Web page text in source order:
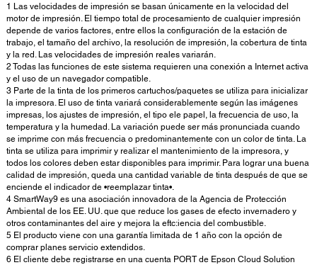
1 Las velocidades de impresión se basan únicamente en la velocidad del
motor de impresión. El tiempo total de procesamiento de cualquier impresión
depende de varios factores, entre ellos la configuración de la estación de
trabajo, el tamaño del archivo, la resolución de impresión, la cobertura de tinta
y la red. Las velocidades de impresión reales variarán.
2 Todas las funciones de este sistema requieren una conexión a Internet activa
y el uso de un navegador compatible.
3 Parte de la tinta de los primeros cartuchos/paquetes se utiliza para inicializar
la impresora. El uso de tinta variará considerablemente según las imágenes
impresas, los ajustes de impresión, el tipo ele papel, la frecuencia de uso, la
temperatura y la humedad. La variación puede ser más pronunciada cuando
se imprime con más frecuencia o predominantemente con un color de tinta. La
tinta se utiliza para imprimir y realizar el mantenimiento de la impresora, y
todos los colores deben estar disponibles para imprimir. Para lograr una buena
calidad de impresión, queda una cantidad variable de tinta después de que se
enciende el indicador de •reemplazar tinta•.
4 SmartWay9 es una asociación innovadora de la Agencia de Protección
Ambiental de los EE. UU. que que reduce los gases de efecto invernadero y
otros contaminantes del aire y mejora la eftc:iencia del combustible.
5 El producto viene con una garantía limitada de 1 año con la opción de
comprar planes servicio extendidos.
6 El cliente debe registrarse en una cuenta PORT de Epson Cloud Solution